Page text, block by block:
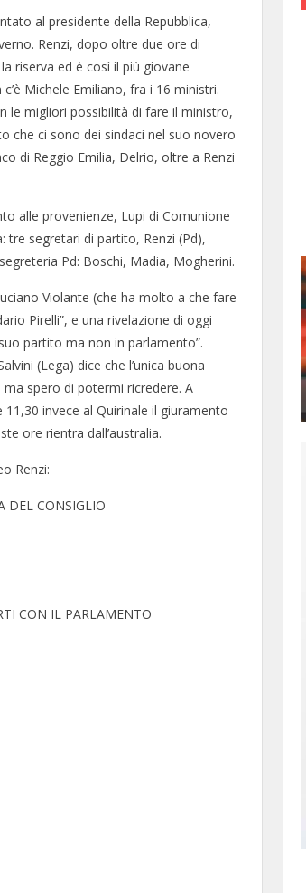
al presidente della Repubblica,
Renzi, dopo oltre due ore di
riserva ed è così il più giovane
Michele Emiliano, fra i 16 ministri.
le migliori possibilità di fare il ministro,
che ci sono dei sindaci nel suo novero
di Reggio Emilia, Delrio, oltre a Renzi
alle provenienze, Lupi di Comunione
tre segretari di partito, Renzi (Pd),
Pd: Boschi, Madia, Mogherini.
Violante (che ha molto a che fare
Pirelli”, e una rivelazione di oggi
partito ma non in parlamento”.
(Lega) dice che l’unica buona
ma spero di potermi ricredere. A
invece al Quirinale il giuramento
ore rientra dall’australia.
Renzi:
DEL CONSIGLIO
CON IL PARLAMENTO